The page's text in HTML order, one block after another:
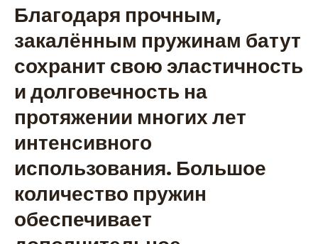
Благодаря прочным,
закалённым пружинам батут
сохранит свою эластичность
и долговечность на
протяжении многих лет
интенсивного
использования. Большое
количество пружин
обеспечивает